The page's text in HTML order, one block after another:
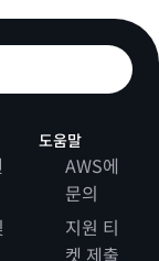
도움말
AWS에
문의
지원 티
켓 제출